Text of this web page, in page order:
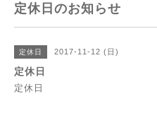
定休日のお知らせ
定休日 2017-11-12 (日)
定休日
定休日